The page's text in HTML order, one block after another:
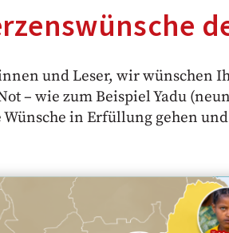
und Leser, wir wünschen
– wie zum Beispiel Yadu
in Erfüllung gehen